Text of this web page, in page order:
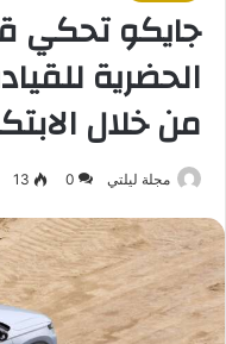
جايكو تحكي
الحضرية
من خلال
مجلة ليلتي 0
13